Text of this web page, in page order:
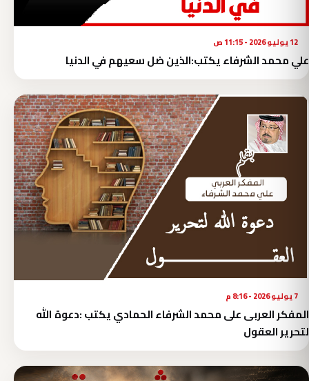
12 يوليو 2026 - 11:15 ص
علي محمد الشرفاء يكتب:الذين ضل سعيهم في الدنيا
7 يوليو 2026 - 8:16 م
المفكر العربى على محمد الشرفاء الحمادي يكتب :دعوة الله
لتحرير العقول